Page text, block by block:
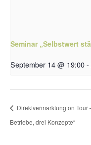
Seminar „Selbstwert
September 14 @ 19:00-
Direktvermarktung on Tour
Betriebe, drei Konzepte“